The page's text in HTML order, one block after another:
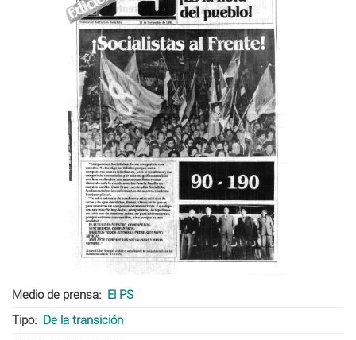
Medio de prensa
El PS
Tipo
De la transición